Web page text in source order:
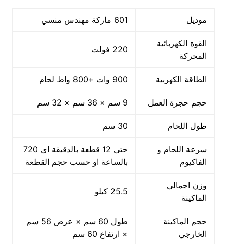
موديل 601 ماركة مهندس منسي
القوة الكهربائية
المحركة
220 فولت
الطاقة الكهربية 900 وات +800 واط لحام
حجم حجرة العمل 9 سم × 36 سم × 32 سم
طول اللحام 30 سم
سرعة اللحام و
الفاكيوم
حتى 12 قطعة بالدقيقة اى 720
بالساعة او حسب حجم القطعة
وزن اجمالي
الماكينة
25.5 كيلو
حجم الماكينة
الخارجي
طول 60 سم × عرض 56 سم
× ارتفاع 60 سم